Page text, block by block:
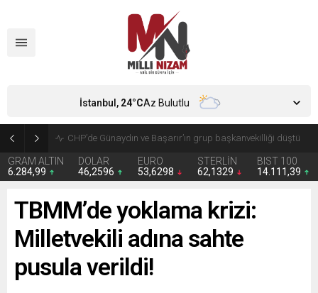
CHP’de Günaydın ve Başarır’ın grup başkanvekilliği düştü
GRAM ALTIN
6.284,99
DOLAR
46,2596
EURO
53,6298
STERLİN
62,1329
BIST 100
14.111,39
İstanbul, 24°CAz Bulutlu
TBMM’de yoklama krizi:
Milletvekili adına sahte
pusula verildi!